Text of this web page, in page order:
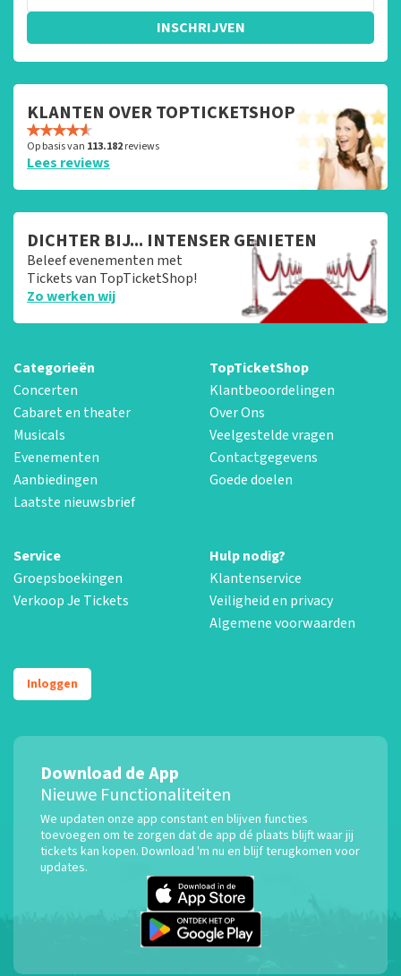
INSCHRIJVEN
KLANTEN OVER TOPTICKETSHOP
Op basis van 113.182reviews
Lees reviews
DICHTER BIJ... INTENSER GENIETEN
Beleef evenementen met
Tickets van TopTicketShop!
Zo werken wij
Categorieën
Concerten
Cabaret en theater
Musicals
Evenementen
Aanbiedingen
Laatste nieuwsbrief
TopTicketShop
Klantbeoordelingen
Over Ons
Veelgestelde vragen
Contactgegevens
Goede doelen
Service
Groepsboekingen
Verkoop Je Tickets
Hulp nodig?
Klantenservice
Veiligheid en privacy
Algemene voorwaarden
Inloggen
Download de App
Nieuwe Functionaliteiten
We updaten onze app constant en blijven functies
toevoegen om te zorgen dat de app dé plaats blijft waar jij
tickets kan kopen. Download 'm nu en blijf terugkomen voor
updates.